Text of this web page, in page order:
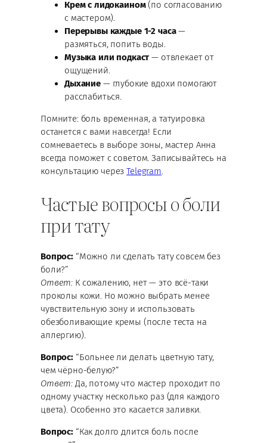
Крем с лидокаином(по согласованию
с мастером).
Перерывы каждые 1-2 часа—
размяться, попить воды.
Музыка или подкаст — отвлекает от
ощущений.
Дыхание— глубокие вдохи помогают
расслабиться.
Помните: боль временная, а татуировка
останется с вами навсегда! Если
сомневаетесь в выборе зоны, мастер Анна
всегда поможет с советом. Записывайтесь на
консультацию черезTelegram.
Частые вопросы о боли
при тату
Вопрос:“Можно ли сделать тату совсем без
боли?”
Ответ: К сожалению, нет — это всё-таки
проколы кожи. Но можно выбрать менее
чувствительную зону и использовать
обезболивающие кремы (после теста на
аллергию).
Вопрос:“Больнее ли делать цветную тату,
чем чёрно-белую?”
Ответ: Да, потому что мастер проходит по
одному участку несколько раз (для каждого
цвета). Особенно это касается заливки.
Вопрос:“Как долго длится боль после